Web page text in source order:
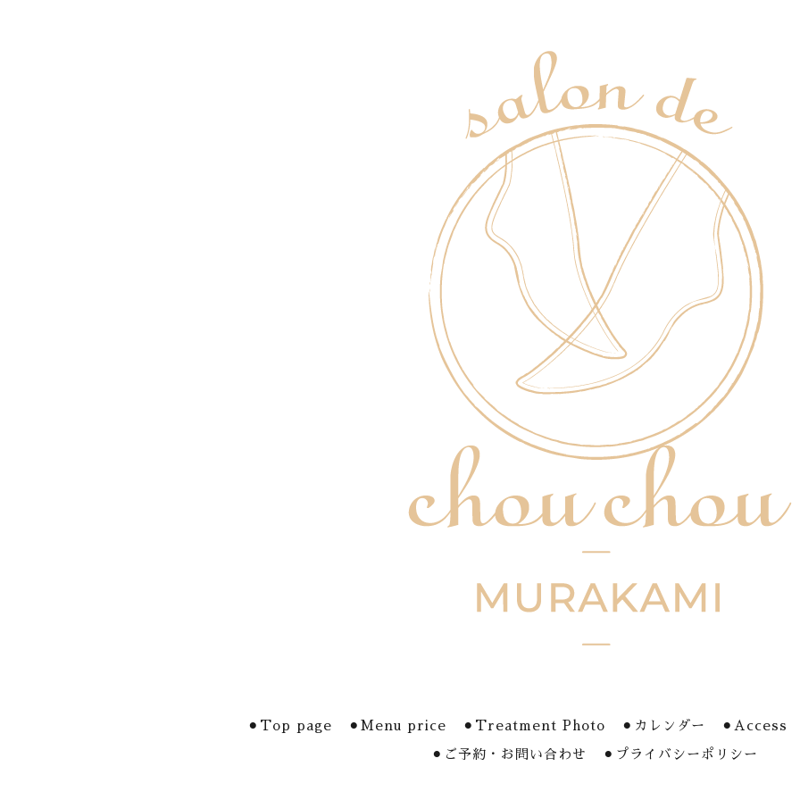
⚫︎Top page ⚫︎Menu price ⚫︎Treatment Photo ⚫︎カレンダー ⚫︎Access
⚫︎ご予約・お問い合わせ ⚫︎プライバシーポリシー